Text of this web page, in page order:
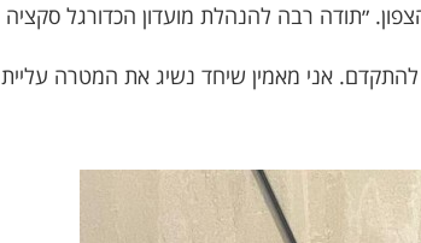
״תודה רבה להנהלת מועדון הכדורגל סקציה
אני מאמין שיחד נשיג את המטרה עליית